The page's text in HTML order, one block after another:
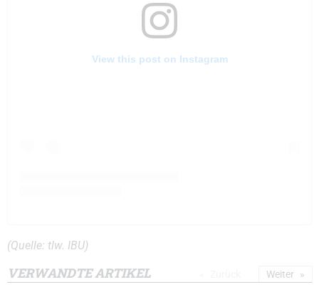
View this post on Instagram
(Quelle: tlw. IBU)
VERWANDTE ARTIKEL Weiter